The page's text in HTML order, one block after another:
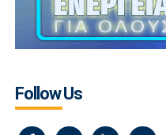
Follow Us